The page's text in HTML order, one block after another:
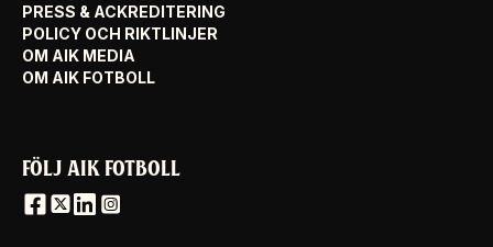
PRESS & ACKREDITERING
POLICY OCH RIKTLINJER
OM AIK MEDIA
OM AIK FOTBOLL
FÖLJ AIK FOTBOLL